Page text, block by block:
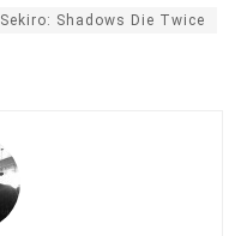
Sekiro: Shadows Die Twice